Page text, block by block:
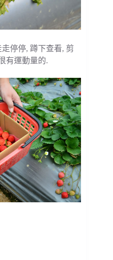
停停, 蹲下查看, 剪
有運動量的.